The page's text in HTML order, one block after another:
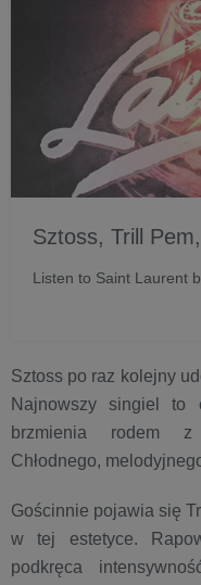
Sztoss, Trill
Listen to Saint Laurent
Sztoss po raz kolejny
Najnowszy singiel to
brzmienia rodem z
Chłodnego,
Gościnnie pojawia się
w tej estetyce.
podkręca